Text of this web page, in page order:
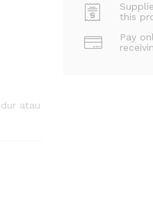
atau
this
Pay